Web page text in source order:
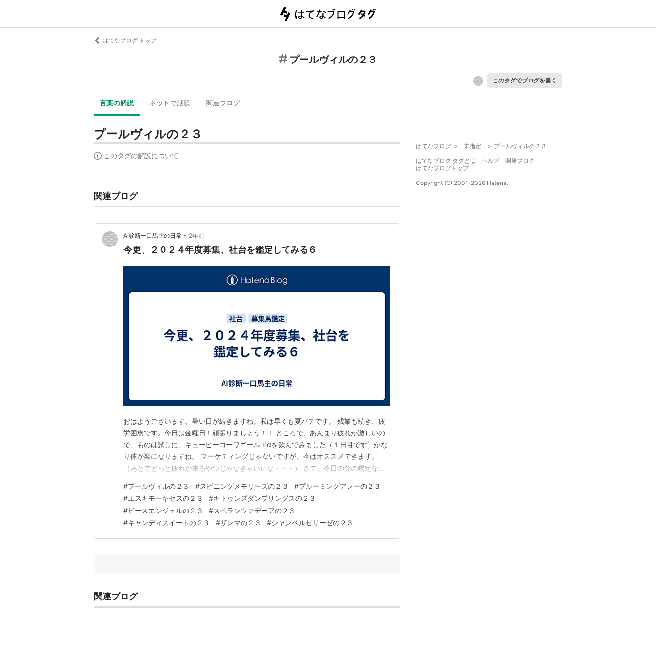
はてなブログ トップ
プールヴィルの２３
このタグでブログを書く
言葉の解説 ネットで話題 関連ブログ
プールヴィルの２３
このタグの解説について
関連ブログ
AI診断一口馬主の日常 • 2年前
今更、２０２４年度募集、社台を鑑定してみる６
おはようございます。暑い日が続きますね。私は早くも夏バテです。 残業も続き、疲
労困憊です。今日は金曜日！頑張りましょう！！ ところで、あんまり疲れが激しいの
で、ものは試しに、キューピーコーワゴールドαを飲んでみました（１日目です）かな
り体が楽になりますね。 マーケティングじゃないですが、今はオススメできます。
（あとでどっと疲れが来るやつじゃなきゃいいな・・・） さて、今日の分の鑑定なの
な馬体９９％の予感 ５２-スピニングメモリーズの２３＝募集総額４０００万円 ＝ ３
勝以上してくれそうな馬体９９％の予感 ５３-ブル…
#プールヴィルの２３ #スピニングメモリーズの２３ #ブルーミングアレーの２３
#エスキモーキセスの２３ #キトゥンズダンプリングスの２３
#ピースエンジェルの２３ #スペランツァデーアの２３
#キャンディスイートの２３ #ザレマの２３ #シャンベルゼリーゼの２３
関連ブログ
はてなブログ > 未指定 > プールヴィルの２３
はてなブログ タグとは
ヘルプ
開発ブログ
はてなブログトップ
Copyright (C) 2001-2026 Hatena.